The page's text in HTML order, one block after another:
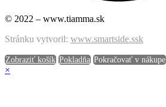
© 2022 – www.tiamma.sk
Stránku vytvoril: www.smartside.ssk
Zobraziť košík Pokladňa Pokračovať v nákupe
×